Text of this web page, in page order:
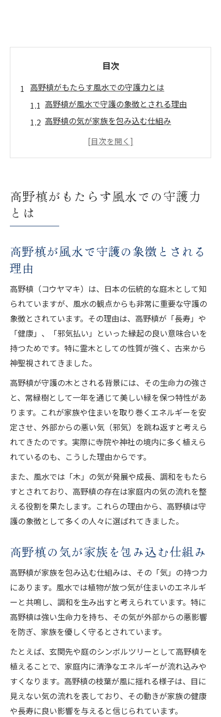
目次
高野槙がもたらす風水での守護力とは
高野槙が風水で守護の象徴とされる理由
高野槙の気が家族を包み込む仕組み
高野槙で得られる風水的な安心感と効果
高野槙が持つ縁起とスピリチュアルな力
果
高野槙のスピリチュアルな秘密を暮らしに
応用
家の浄化に高野槙を活かす実践ポイント
高野槙で家を浄化するための基本知識
高野槙を用いた効果的な家の邪気払い方法
高野槙の浄化力を最大化する配置と工夫
高野槙を活かして家全体の気を整える方法
高野槙で家の浄化を実践する際の注意点
落ち着きと気の流れを整える高野槙の力
高野槙が生む落ち着きと安らぎのメカニズ
高野槙が暮らしに与える癒しと気の循環
高野槙の力で家族の精神状態を安定させる
高野槙の気の流れ改善が心に及ぼす影響
高野槙の風水における浄化と邪気払い効果
高野槙が持つ不要な気を払う秘訣
高野槙の風水的意味を取り入れる方法
高野槙で清らかな空間を保つ実践例
高野槙が気を浄化する理由とその背景
高野槙を植える際の最良の場所と時期
高野槙を植えるのに適した場所の見極め方
高野槙の生育に最適な時期と土壌条件とは
高野槙を活かすための植栽時のポイント
高野槙を長く育てるための場所選びの基本
高野槙がもたらす風水での守護力
とは
高野槙が風水で守護の象徴とされる
理由
高野槙（コウヤマキ）は、日本の伝統的な庭木として知
られていますが、風水の観点からも非常に重要な守護の
象徴とされています。その理由は、高野槙が「長寿」や
「健康」、「邪気払い」といった縁起の良い意味合いを
持つためです。特に霊木としての性質が強く、古来から
神聖視されてきました。
高野槙が守護の木とされる背景には、その生命力の強さ
と、常緑樹として一年を通じて美しい緑を保つ特性があ
ります。これが家族や住まいを取り巻くエネルギーを安
定させ、外部からの悪い気（邪気）を跳ね返すと考えら
れてきたのです。実際に寺院や神社の境内に多く植えら
れているのも、こうした理由からです。
また、風水では「木」の気が発展や成長、調和をもたら
すとされており、高野槙の存在は家庭内の気の流れを整
える役割を果たします。これらの理由から、高野槙は守
護の象徴として多くの人々に選ばれてきました。
高野槙の気が家族を包み込む仕組み
高野槙が家族を包み込む仕組みは、その「気」の持つ力
にあります。風水では植物が放つ気が住まいのエネルギ
ーと共鳴し、調和を生み出すと考えられています。特に
高野槙は強い生命力を持ち、その気が外部からの悪影響
を防ぎ、家族を優しく守るとされています。
たとえば、玄関先や庭のシンボルツリーとして高野槙を
植えることで、家庭内に清浄なエネルギーが流れ込みや
すくなります。高野槙の枝葉が風に揺れる様子は、目に
見えない気の流れを表しており、その動きが家族の健康
や長寿に良い影響を与えると信じられています。